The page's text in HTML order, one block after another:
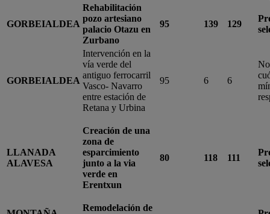
GORBEIALDEA
Rehabilitación
pozo artesiano
palacio Otazu en
Zurbano
95 139 129
GORBEIALDEA
Intervención en la
vía verde del
antiguo ferrocarril
Vasco- Navarro
entre estación de
Retana y Urbina
95 6 6
LLANADA
ALAVESA
Creación de una
zona de
esparcimiento
junto a la via
verde en
Erentxun
80 118 111
Remodelación de